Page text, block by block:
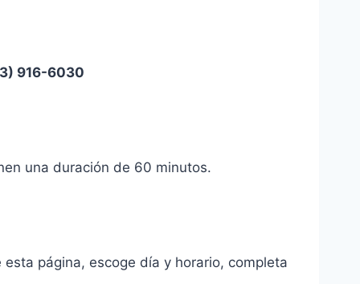
916-6030
una duración de 60 minutos.
página, escoge día y horario, completa